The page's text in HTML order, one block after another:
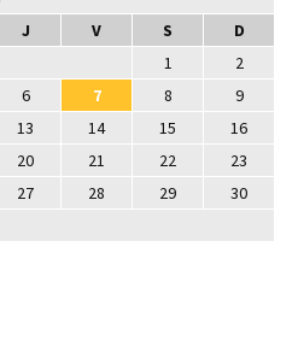
J V S
D
1
2
6 7 8
9
13 14 15
16
20 21 22
23
27 28 29
30